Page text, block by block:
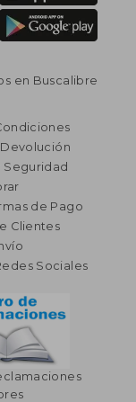
en Buscalibre
Seguridad
de Pago
Clientes
Sociales